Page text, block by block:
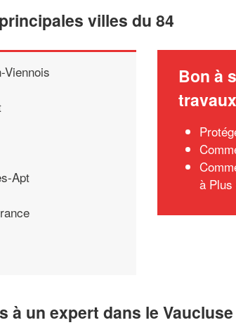
villes du 84
Viennois
Apt
Bon à
travaux
à Plus
à un expert dans le Vaucluse